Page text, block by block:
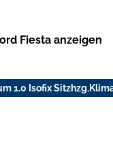
Fiesta anzeigen
1.0 Isofix